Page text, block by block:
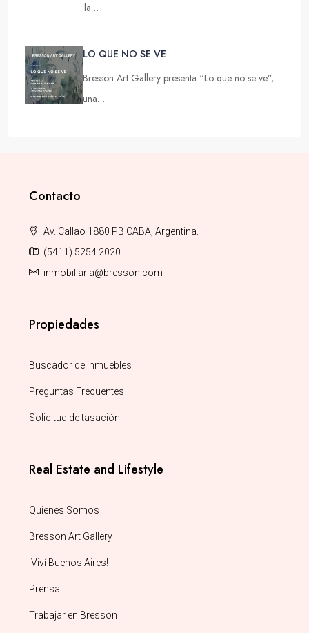
la…
LO QUE NO SE VE
Bresson Art Gallery presenta “Lo que no se ve”,
una…
Contacto
Av. Callao 1880 PB CABA, Argentina.
(5411) 5254 2020
inmobiliaria@bresson.com
Propiedades
Buscador de inmuebles
Preguntas Frecuentes
Solicitud de tasación
Real Estate and Lifestyle
Quienes Somos
Bresson Art Gallery
¡Viví Buenos Aires!
Prensa
Trabajar en Bresson